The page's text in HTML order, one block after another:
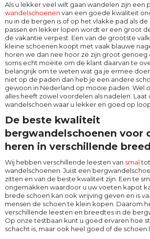
Als u lekker veel wilt gaan wandelen zijn een
wandelschoenen van een goede kwaliteit
nu in de bergen is of op het vlakke pad als
passen en lekker lopen wordt er een groot
de vakantie verpest. Een van de grootste
kleine schoenen koopt met vaak blauwe
horen we dan nee hoor ze zijn groot genoeg
soms echt moeite om de klant daarvan te
belangrijk om te weten wat ga je ermee
niet op de paden dan heb je een andere
gewoon in Nederland op mooie paden. Wel
alles heeft zowel voordelen als nadelen. Laat
wandelschoen waar u lekker en goed op
De beste kwaliteit
bergwandelschoenen voor
heren in verschillende
Wij hebben verschillende leesten van smaltot
wandelschoenen. Juist een
zitten en van de beste kwaliteit zijn. Een te
ongemakken waardoor u uw voeten kapot
brede schoen kan ook wrijving geven en is
mensen de schoen te klein kopen. Daarom
verschillende leesten en breedtes in de
Op onze testbaan kunt u goed ervaren hoe
schacht is, maar ook heel goed of de schoen